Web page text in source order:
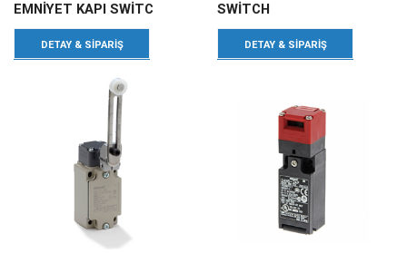
EMNİYET KAPI SWİTC
DETAY & SIPARIŞ
SWİTCH
DETAY & SIPARIŞ